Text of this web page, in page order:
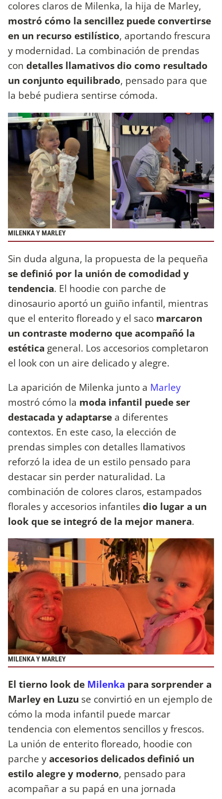
colores claros de Milenka, la hija de Marley,
mostró cómo la sencillez puede convertirse
en un recurso estilístico, aportando frescura
y modernidad. La combinación de prendas
con detalles llamativos dio como resultado
un conjunto equilibrado, pensado para que
la bebé pudiera sentirse cómoda.
MILENKA Y MARLEY
Sin duda alguna, la propuesta de la pequeña
se definió por la unión de comodidad y
tendencia. El hoodie con parche de
dinosaurio aportó un guiño infantil, mientras
que el enterito floreado y el saco marcaron
un contraste moderno que acompañó la
estética general. Los accesorios completaron
el look con un aire delicado y alegre.
La aparición de Milenka junto a Marley
mostró cómo la moda infantil puede ser
destacada y adaptarse a diferentes
contextos. En este caso, la elección de
prendas simples con detalles llamativos
reforzó la idea de un estilo pensado para
destacar sin perder naturalidad. La
combinación de colores claros, estampados
florales y accesorios infantilesdio lugar a un
look que se integró de la mejor manera.
MILENKA Y MARLEY
El tierno look de Milenka para sorprender a
Marley en Luzu se convirtió en un ejemplo de
cómo la moda infantil puede marcar
tendencia con elementos sencillos y frescos.
La unión de enterito floreado, hoodie con
parche yaccesorios delicados definió un
estilo alegre y moderno, pensado para
acompañar a su papá en una jornada